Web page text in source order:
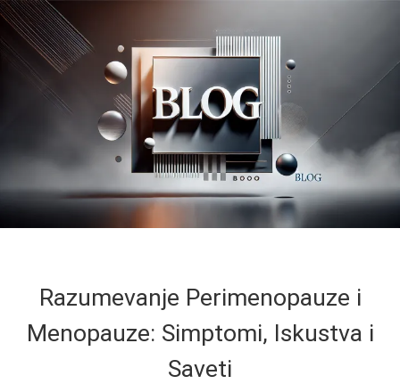
Razumevanje Perimenopauze i
Menopauze: Simptomi, Iskustva i
Saveti